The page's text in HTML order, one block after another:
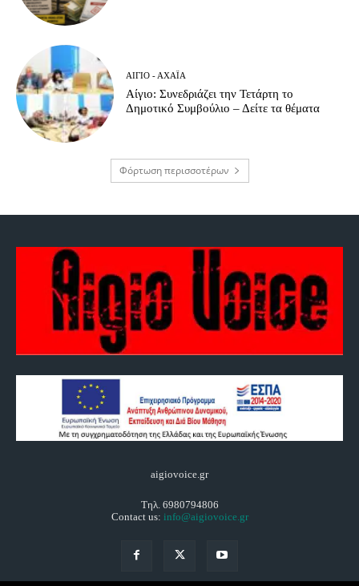
ΑΊΓΙΟ - ΑΧΑΪ́Α
Αίγιο: Συνεδριάζει την Τετάρτη το
Δημοτικό Συμβούλιο – Δείτε τα θέματα
Φόρτωση περισσοτέρων
aigiovoice.gr
Τηλ. 6980794806
Contact us: info@aigiovoice.gr